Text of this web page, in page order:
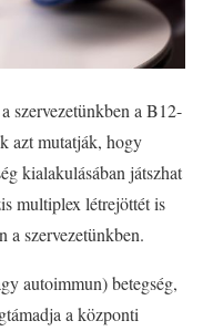
szervezetünkben a B12-
azt mutatják, hogy
kialakulásában játszhat
multiplex létrejöttét is
a szervezetünkben.
autoimmun) betegség,
a központi